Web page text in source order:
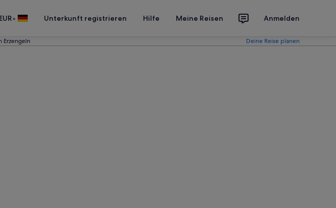
EUR• Unterkunft registrieren Hilfe Meine Reisen Anmelden
Erzengeln Deine Reise planen